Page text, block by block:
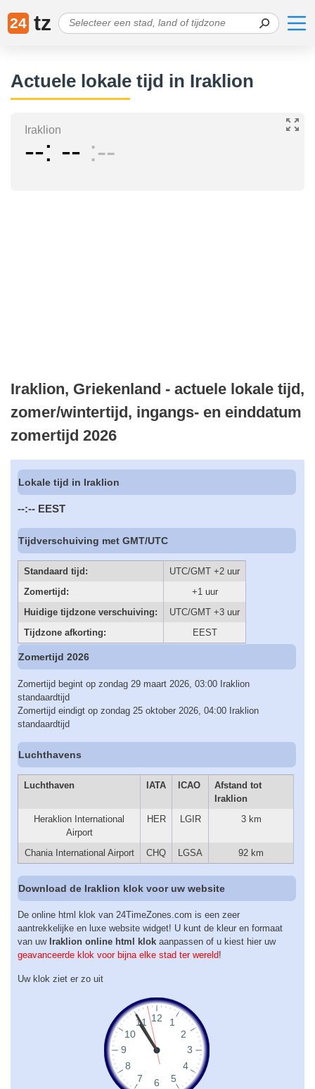
24 tz
Actuele lokale tijd in Iraklion
Iraklion
-- -- --
Iraklion, Griekenland - actuele lokale tijd,
zomer/wintertijd, ingangs- en einddatum
zomertijd 2026
Lokale tijd in Iraklion
--:-- EEST
Tijdverschuiving met GMT/UTC
Standaard tijd:
UTC/GMT +2 uur
Zomertijd:
+1 uur
Huidige tijdzone verschuiving:
UTC/GMT +3 uur
Tijdzone afkorting:
EEST
Zomertijd 2026
Zomertijd begint op zondag 29 maart 2026, 03:00 Iraklion
standaardtijd
Zomertijd eindigt op zondag 25 oktober 2026, 04:00 Iraklion
standaardtijd
Luchthavens
Luchthaven IATA ICAO
Afstand tot
Iraklion
Heraklion International
Airport
HER LGIR 3 km
Chania International Airport CHQ LGSA 92 km
Download de Iraklion klok voor uw website
De online html klok van 24TimeZones.com is een zeer
aantrekkelijke en luxe website widget! U kunt de kleur en formaat
van uw Iraklion online html klok aanpassen of u kiest hier uw
geavanceerde klok voor bijna elke stad ter wereld!
Uw klok ziet er zo uit